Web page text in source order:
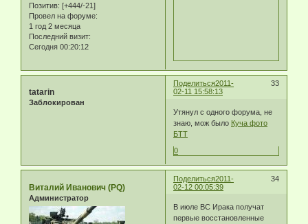
Позитив: [+444/-21]
Провел на форуме:
1 год 2 месяца
Последний визит:
Сегодня 00:20:12
Поделиться 33
2011-
02-11 15:58:13
tatarin
Заблокирован
Утянул с одного форума, не
знаю, мож было Куча фото
БТТ
0
Поделиться 34
2011-
02-12 00:05:39
Виталий Иванович (PQ)
Администратор
В июле ВС Ирака получат
первые восстановленные